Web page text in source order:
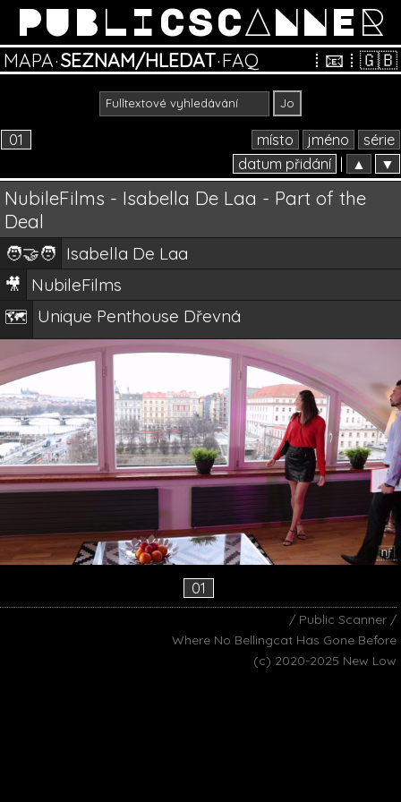
PUBLICSCANNER
MAPA·SEZNAM/HLEDAT·FAQ ⁞ 📧 ⁞ 🇬🇧
01 místo jméno
série
datum přidání
▲ ▼
NubileFilms - Isabella De Laa - Part of the
Deal
🧑‍🤝‍🧑 Isabella De Laa
🎥 NubileFilms
🗺️ Unique Penthouse Dřevná
01
/ Public Scanner /
Where No Bellingcat Has Gone Before
(c) 2020-2025 New Low